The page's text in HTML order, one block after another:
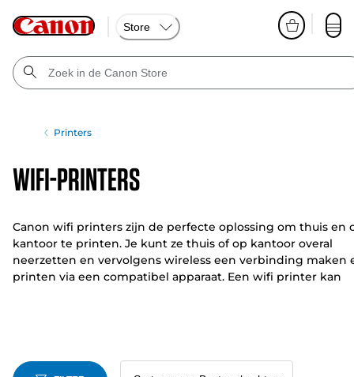
Store
Printers
Wifi-printers
Canon wifi printers zijn de perfecte oplossing om thuis en
kantoor te printen. Je kunt ze thuis of op kantoor overal
neerzetten en vervolgens wireless een verbinding maken
printen via een compatibel apparaat. Een wifi printer kan